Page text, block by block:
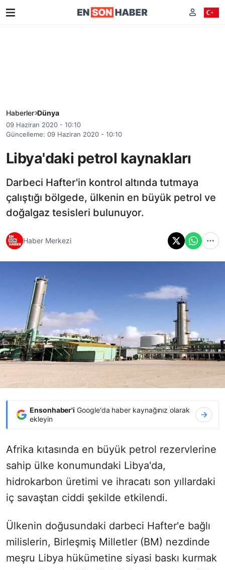
Haberler Dünya
09 Haziran 2020 - 10:10
Güncelleme: 09 Haziran 2020 - 10:10
Libya'daki petrol kaynakları
Darbeci Hafter'in kontrol altında tutmaya
çalıştığı bölgede, ülkenin en büyük petrol ve
doğalgaz tesisleri bulunuyor.
Haber Merkezi
Ensonhaber'i Google'da haber kaynağınız olarak
ekleyin
Afrika kıtasında en büyük petrol rezervlerine
sahip ülke konumundaki Libya'da,
hidrokarbon üretimi ve ihracatı son yıllardaki
iç savaştan ciddi şekilde etkilendi.
Ülkenin doğusundaki darbeci Hafter'e bağlı
milislerin, Birleşmiş Milletler (BM) nezdinde
meşru Libya hükümetine siyasi baskı kurmak